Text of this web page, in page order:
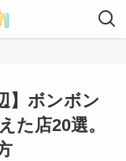
】ボンボン
た店20選。